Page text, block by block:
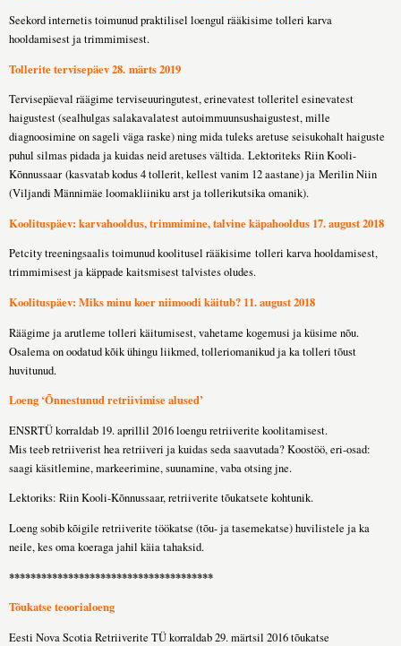
Seekord internetis toimunud praktilisel loengul rääkisime tolleri karva
hooldamisest ja trimmimisest.
Tollerite tervisepäev 28. märts 2019
Tervisepäeval räägime terviseuuringutest, erinevatest tolleritel esinevatest
haigustest (sealhulgas salakavalatest autoimmuunsushaigustest, mille
diagnoosimine on sageli väga raske) ning mida tuleks aretuse seisukohalt haiguste
puhul silmas pidada ja kuidas neid aretuses vältida. Lektoriteks Riin Kooli-
Kõnnussaar (kasvatab kodus 4 tollerit, kellest vanim 12 aastane) ja Merilin Niin
(Viljandi Männimäe loomakliiniku arst ja tollerikutsika omanik).
Koolituspäev: karvahooldus, trimmimine, talvine käpahooldus 17. august 2018
Petcity treeningsaalis toimunud koolitusel rääkisime tolleri karva hooldamisest,
trimmimisest ja käppade kaitsmisest talvistes oludes.
Koolituspäev: Miks minu koer niimoodi käitub? 11. august 2018
Räägime ja arutleme tolleri käitumisest, vahetame kogemusi ja küsime nõu.
Osalema on oodatud kõik ühingu liikmed, tolleriomanikud ja ka tolleri tõust
huvitunud.
Loeng ‘Õnnestunud retriivimise alused’
ENSRTÜ korraldab 19. aprillil 2016 loengu retriiverite koolitamisest.
Mis teeb retriiverist hea retriiveri ja kuidas seda saavutada? Koostöö, eri-osad:
saagi käsitlemine, markeerimine, suunamine, vaba otsing jne.
Lektoriks: Riin Kooli-Kõnnussaar, retriiverite tõukatsete kohtunik.
Loeng sobib kõigile retriiverite töökatse (tõu- ja tasemekatse) huvilistele ja ka
neile, kes oma koeraga jahil käia tahaksid.
**************************************
Tõukatse teoorialoeng
Eesti Nova Scotia Retriiverite TÜ korraldab 29. märtsil 2016 tõukatse